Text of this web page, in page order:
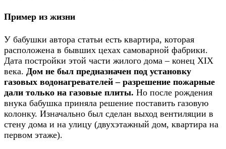
Пример из жизни
У бабушки автора статьи есть квартира, которая
расположена в бывших цехах самоварной фабрики.
Дата постройки этой части жилого дома – конец XIX
века. Дом не был предназначен под установку
газовых водонагревателей – разрешение пожарные
дали только на газовые плиты. Но после рождения
внука бабушка приняла решение поставить газовую
колонку. Изначально был сделан выход вентиляции в
стену дома и на улицу (двухэтажный дом, квартира на
первом этаже).